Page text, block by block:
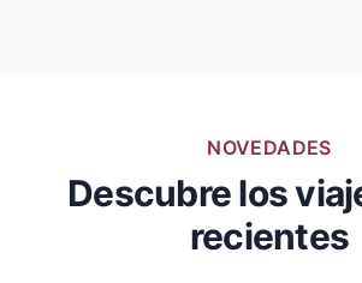
NOVEDADES
Descubre los
recientes